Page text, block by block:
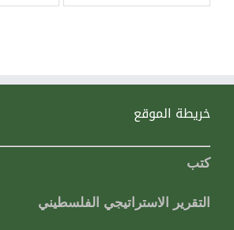
خريطة الموقع
كتب
التقرير الاستراتيجي الفلسطيني